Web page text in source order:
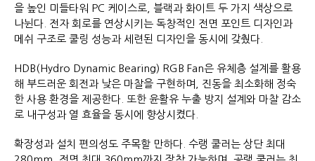
을 높인 미들타워 PC 케이스로, 블랙과 화이트 두 가지 색상으로
나뉜다. 전자 회로를 연상시키는 독창적인 전면 포인트 디자인과
메쉬 구조로 쿨링 성능과 세련된 디자인을 동시에 갖췄다.
HDB(Hydro Dynamic Bearing) RGB Fan은 유체층 설계를 활용
해 부드러운 회전과 낮은 마찰을 구현하며, 진동을 최소화해 정숙
한 사용 환경을 제공한다. 또한 윤활유 누출 방지 설계와 마찰 감소
로 내구성과 열 효율을 동시에 향상시켰다.
확장성과 설치 편의성도 주목할 만하다. 수랭 쿨러는 상단 최대